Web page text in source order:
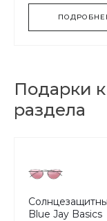
Подарки к
раздела
Blue Jay Basics